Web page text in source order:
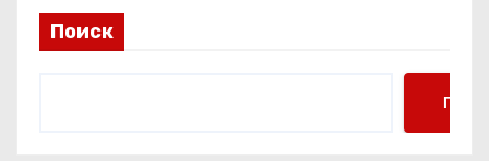
м
Поиск
Поиск